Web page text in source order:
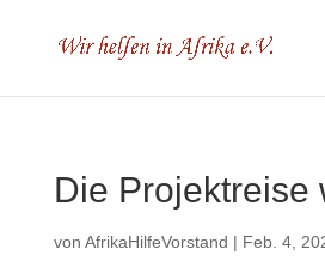
Die Projektreise
von AfrikaHilfeVorstand | Feb. 4,